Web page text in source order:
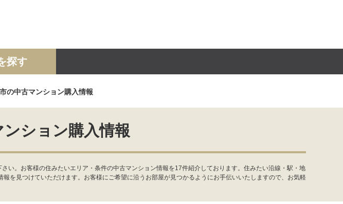
土地 事業投資用
探す
の中古マンション購入情報
ション購入情報
。お客様の住みたいエリア・条件の中古マンション情報を17件紹介しております。住みたい沿線・駅・地
を見つけていただけます。お客様にご希望に沿うお部屋が見つかるようにお手伝いいたしますので、お気軽